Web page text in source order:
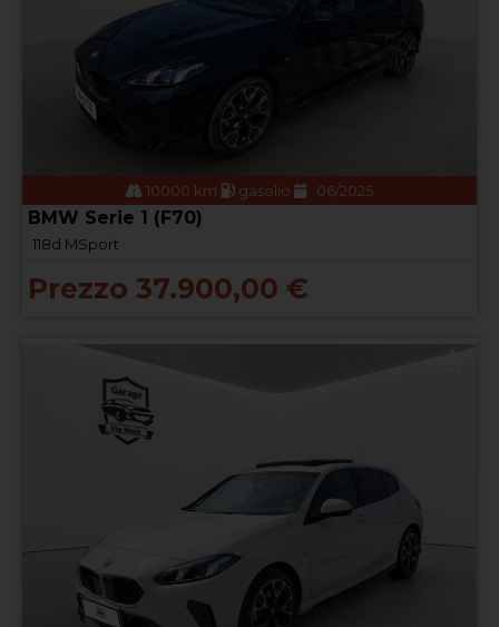
10000 km gasolio 06/2025
BMW Serie 1 (F70)
118d MSport
Prezzo 37.900,00 €